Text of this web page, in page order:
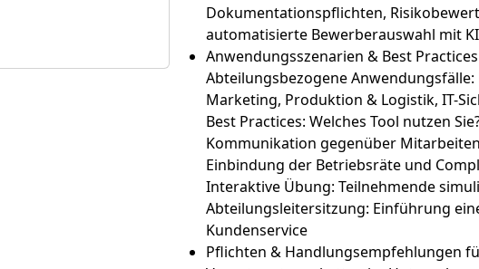
Dokumentationspflichten,
automatisierte Bewerberauswahl mit KI
Anwendungsszenarien & Best
Abteilungsbezogene
Marketing, Produktion & Logistik, IT-
Best Practices: Welches Tool nutzen
Kommunikation gegenüber
Einbindung der Betriebsräte und
Interaktive Übung: Teilnehmende
Abteilungsleitersitzung: Einführung
Kundenservice
Pflichten & Handlungsempfehlungen